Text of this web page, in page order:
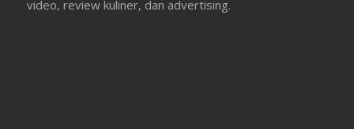
video, review kuliner, dan advertising.